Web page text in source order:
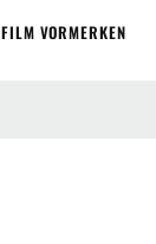
FILM VORMERKEN